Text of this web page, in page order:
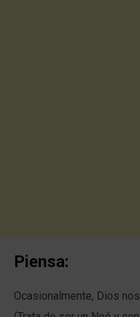
Piensa:
Ocasionalmente, Dios